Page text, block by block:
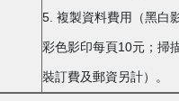
5. 複製資料費用（黑白
彩色影印每頁10元；掃
裝訂費及郵資另計）。